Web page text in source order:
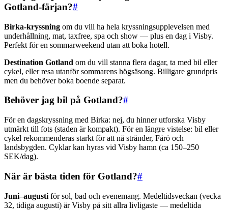
Gotland-färjan?#
Birka-kryssning om du vill ha hela kryssningsupplevelsen med
underhållning, mat, taxfree, spa och show — plus en dag i Visby.
Perfekt för en sommarweekend utan att boka hotell.
Destination Gotland om du vill stanna flera dagar, ta med bil eller
cykel, eller resa utanför sommarens högsäsong. Billigare grundpris
men du behöver boka boende separat.
Behöver jag bil på Gotland?#
För en dagskryssning med Birka: nej, du hinner utforska Visby
utmärkt till fots (staden är kompakt). För en längre vistelse: bil eller
cykel rekommenderas starkt för att nå stränder, Fårö och
landsbygden. Cyklar kan hyras vid Visby hamn (ca 150–250
SEK/dag).
När är bästa tiden för Gotland?#
Juni–augusti för sol, bad och evenemang. Medeltidsveckan (vecka
32, tidiga augusti) är Visby på sitt allra livligaste — medeltida